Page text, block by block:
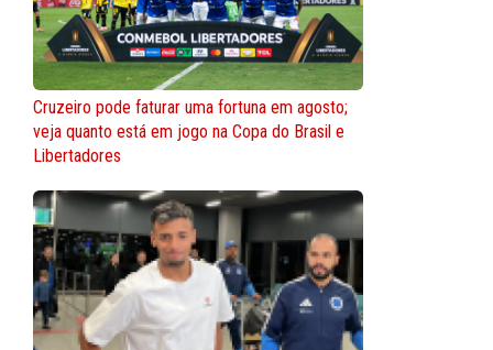
Cruzeiro pode faturar uma fortuna em agosto;
veja quanto está em jogo na Copa do Brasil e
Libertadores